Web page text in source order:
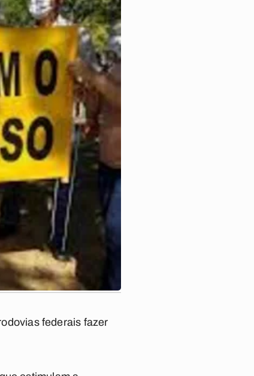
federais fazer